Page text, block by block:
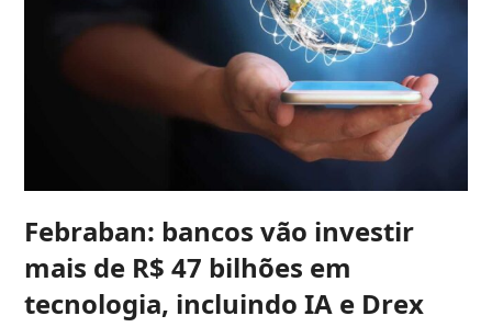
Febraban: bancos vão investir
mais de R$ 47 bilhões em
tecnologia, incluindo IA e Drex